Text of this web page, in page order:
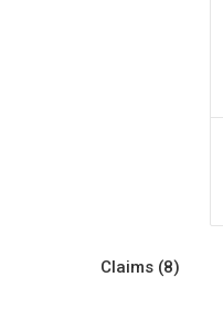
Claims (8)